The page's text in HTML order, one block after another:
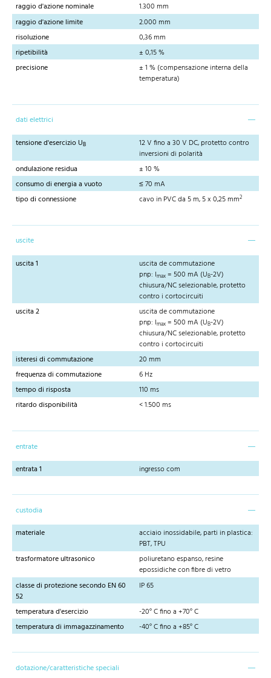
raggio d'azione nominale
1.300 mm
raggio d'azione limite
2.000 mm
risoluzione
0,36 mm
ripetibilità
± 0,15 %
precisione
± 1 % (compensazione interna della
temperatura)
dati elettrici
tensione d'esercizio UB
12 V fino a 30 V DC, protetto contro
inversioni di polarità
ondulazione residua
± 10 %
consumo di energia a vuoto
≤ 70 mA
tipo di connessione
cavo in PVC da 5 m, 5 x 0,25 mm2
uscite
uscita 1
uscita de commutazione
pnp: Imax = 500 mA (UB-2V)
chiusura/NC selezionable, protetto
contro i cortocircuiti
uscita 2
uscita de commutazione
pnp: Imax = 500 mA (UB-2V)
chiusura/NC selezionable, protetto
contro i cortocircuiti
isteresi di commutazione
20 mm
frequenza di commutazione
6 Hz
tempo di risposta
110 ms
ritardo disponibilità
< 1.500 ms
entrate
entrata 1
ingresso com
custodia
materiale
acciaio inossidabile, parti in plastica:
PBT, TPU
trasformatore ultrasonico
poliuretano espanso, resine
epossidiche con fibre di vetro
classe di protezione secondo EN 60
52
IP 65
temperatura d'esercizio
-20° C fino a +70° C
temperatura di immagazzinamento
-40° C fino a +85° C
dotazione/caratteristiche speciali